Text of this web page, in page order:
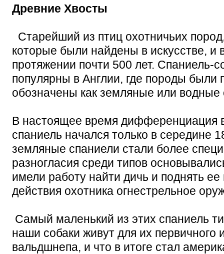
Древние Хвосты
Старейший из птиц охотничьих
которые были найдены в искусстве, и
протяжении почти 500 лет. Спаниель-
популярны в Англии, где породы были
обозначены как земляные или водные
В настоящее время дифференциация
спаниель начался только в середине
земляные спаниели стали более
разногласия среди типов
имели работу найти дичь и поднять ее
действия охотника огнестрельное
Самый маленький из этих спаниель
наши собаки живут для их первичного
вальдшнепа, и что в итоге стал